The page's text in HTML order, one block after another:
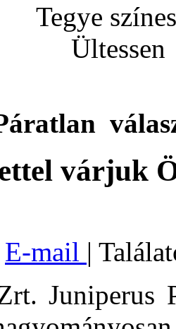
Tegye
várjuk
E-mail |
Juniperus